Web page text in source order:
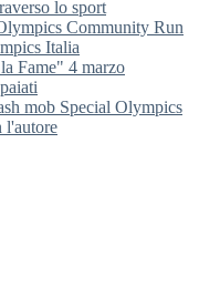
lo sport
Community Run
Italia
Fame" 4 marzo
mob Special Olympics
l'autore